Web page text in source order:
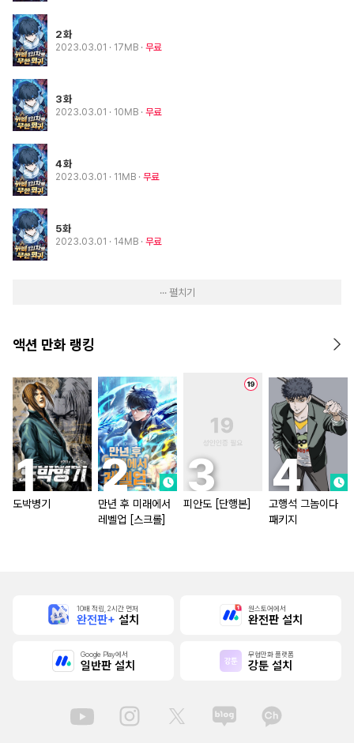
2화
2023.03.01 · 17MB 무료
3화
2023.03.01 · 10MB 무료
4화
2023.03.01 · 11MB 무료
5화
2023.03.01 · 14MB 무료
··· 펼치기
액션 만화 랭킹
도박병기
만년 후 미래에서
레벨업 [스크롤]
피안도 [단행본]
고행석 그놈이다
패키지
10배 적립, 2시간 먼저
완전판+ 설치
원스토어에서
완전판 설치
Google Play에서
일반판 설치
무협만화 플랫폼
강툰 설치